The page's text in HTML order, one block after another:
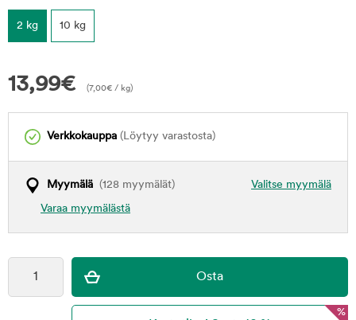
2 kg 10 kg
13,99€ (7,00€ / kg)
Verkkokauppa (Löytyy varastosta)
Valitse myymälä
Myymälä (128 myymälät)
Varaa myymälästä
%